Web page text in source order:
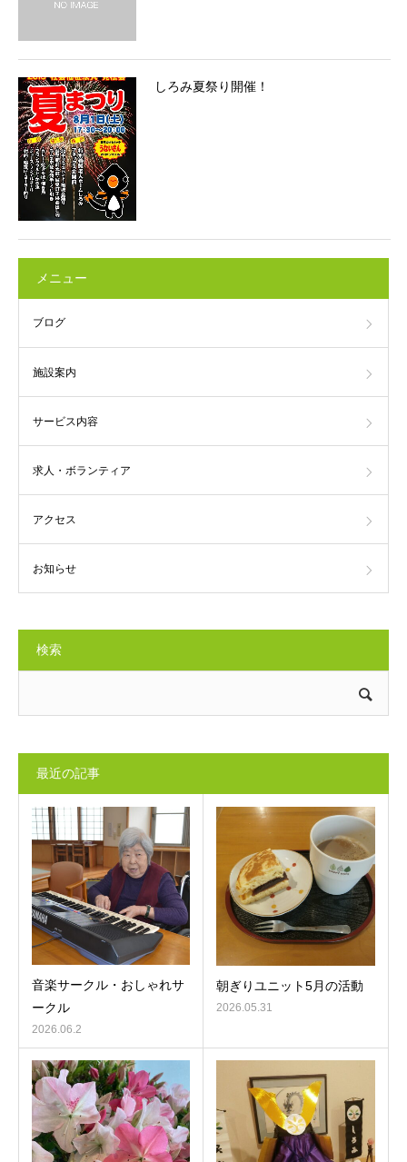
しろみ夏祭り開催！
メニュー
ブログ
施設案内
サービス内容
求人・ボランティア
アクセス
お知らせ
検索
最近の記事
音楽サークル・おしゃれサ
ークル
2026.06.2
朝ぎりユニット5月の活動
2026.05.31